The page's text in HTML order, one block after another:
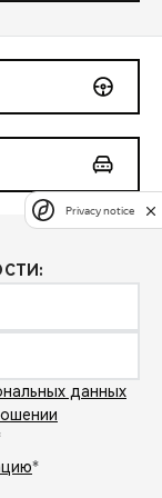
данных
*
Privacy notice